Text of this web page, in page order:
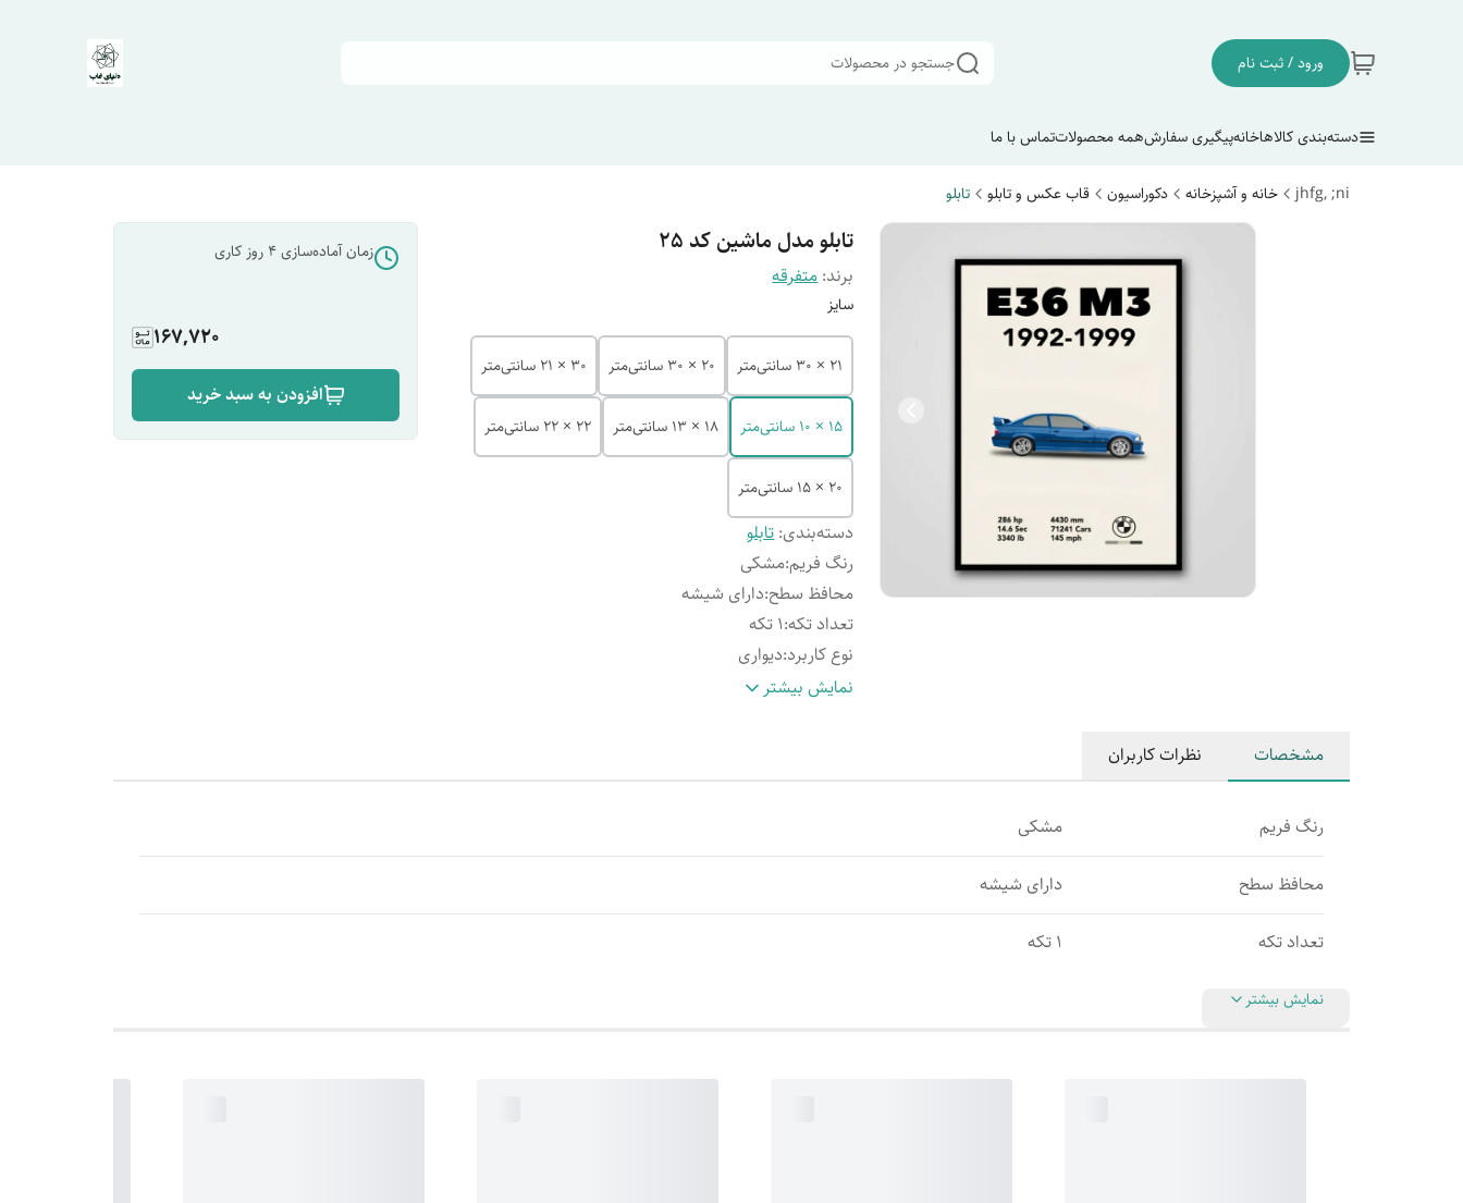
ورود / ثبت نام جستجو در محصولات
دسته‌بندی کالاهاخانهپیگیری سفارشهمه محصولاتتماس با ما
jhfg, ;ni خانه و آشپزخانه دکوراسیون قاب عکس و تابلو تابلو
تابلو مدل ماشین کد 25
برند:متفرقه
سایز
21 × 30 سانتی‌متر 20 × 30 سانتی‌متر 30 × 21 سانتی‌متر
15 × 10 سانتی‌متر 18 × 13 سانتی‌متر 22 × 22 سانتی‌متر
20 × 15 سانتی‌متر
دسته‌بندی:تابلو
رنگ فریم:مشکی
محافظ سطح:دارای شیشه
تعداد تکه:1 تکه
نوع کاربرد:دیواری
مقاوم در برابر تابش نور آفتاب
نوع تابلو:ساده
نمایش بیشتر
زمان آماده‌سازی4 روز کاری
167,720
افزودن به سبد خرید
مشخصات نظرات کاربران
رنگ فریم مشکی
محافظ سطح دارای شیشه
تعداد تکه 1 تکه
نمایش بیشتر